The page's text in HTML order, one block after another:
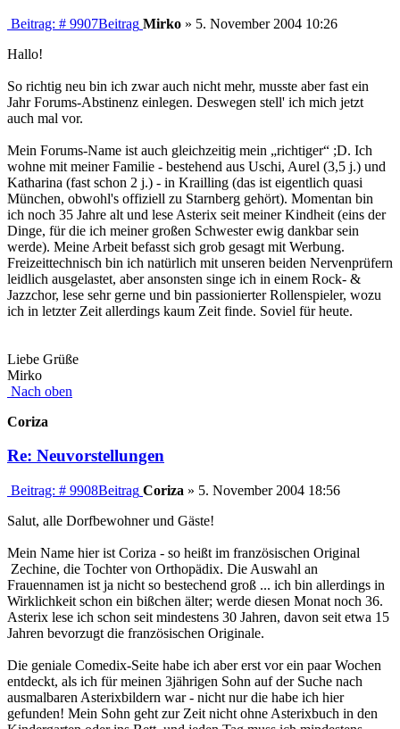
Beitrag: # 9907Beitrag Mirko » 5. November 2004 10:26
Hallo!
So richtig neu bin ich zwar auch nicht mehr, musste aber fast ein
Jahr Forums-Abstinenz einlegen. Deswegen stell' ich mich jetzt
auch mal vor.
Mein Forums-Name ist auch gleichzeitig mein „richtiger“ ;D. Ich
wohne mit meiner Familie - bestehend aus Uschi, Aurel (3,5 j.) und
Katharina (fast schon 2 j.) - in Krailling (das ist eigentlich quasi
München, obwohl's offiziell zu Starnberg gehört). Momentan bin
ich noch 35 Jahre alt und lese Asterix seit meiner Kindheit (eins der
Dinge, für die ich meiner großen Schwester ewig dankbar sein
werde). Meine Arbeit befasst sich grob gesagt mit Werbung.
Freizeittechnisch bin ich natürlich mit unseren beiden Nervenprüfern
leidlich ausgelastet, aber ansonsten singe ich in einem Rock- &
Jazzchor, lese sehr gerne und bin passionierter Rollenspieler, wozu
ich in letzter Zeit allerdings kaum Zeit finde. Soviel für heute.
Liebe Grüße
Mirko
Nach oben
Coriza
Re: Neuvorstellungen
Beitrag: # 9908Beitrag Coriza » 5. November 2004 18:56
Salut, alle Dorfbewohner und Gäste!
Mein Name hier ist Coriza - so heißt im französischen Original
Zechine, die Tochter von Orthopädix. Die Auswahl an
Frauennamen ist ja nicht so bestechend groß ... ich bin allerdings in
Wirklichkeit schon ein bißchen älter; werde diesen Monat noch 36.
Asterix lese ich schon seit mindestens 30 Jahren, davon seit etwa 15
Jahren bevorzugt die französischen Originale.
Die geniale Comedix-Seite habe ich aber erst vor ein paar Wochen
entdeckt, als ich für meinen 3jährigen Sohn auf der Suche nach
ausmalbaren Asterixbildern war - nicht nur die habe ich hier
gefunden! Mein Sohn geht zur Zeit nicht ohne Asterixbuch in den